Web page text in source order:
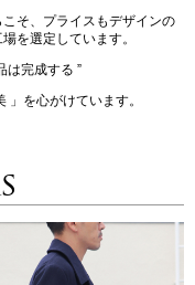
そ、プライスもデザインの
を選定しています。
は完成する ”
」を心がけています。